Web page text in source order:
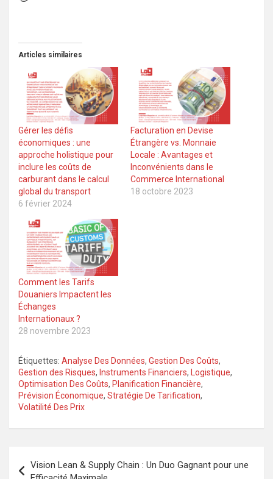
Articles similaires
Gérer les défis
économiques : une
approche holistique pour
inclure les coûts de
carburant dans le calcul
global du transport
6 février 2024
Facturation en Devise
Étrangère vs. Monnaie
Locale : Avantages et
Inconvénients dans le
Commerce International
18 octobre 2023
Comment les Tarifs
Douaniers Impactent les
Échanges
Internationaux ?
28 novembre 2023
Étiquettes: Analyse Des Données, Gestion Des Coûts,
Gestion des Risques, Instruments Financiers, Logistique,
Optimisation Des Coûts, Planification Financière,
Prévision Économique, Stratégie De Tarification,
Volatilité Des Prix
de
Vision Lean & Supply Chain : Un Duo Gagnant pour une